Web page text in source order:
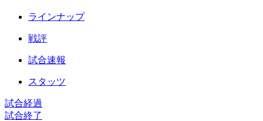
ラインナップ
戦評
試合速報
スタッツ
試合経過
試合終了